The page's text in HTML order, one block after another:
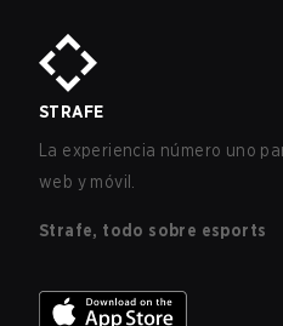
STRAFE
La experiencia número uno
web y móvil.
Strafe, todo sobre esports